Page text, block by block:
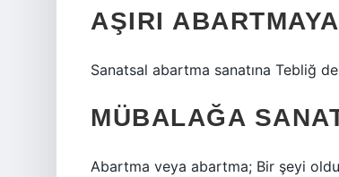
AŞIRI
Sanatsal abartma sanatına Tebliğ
MÜBALAĞA
Abartma veya abartma; Bir şeyi